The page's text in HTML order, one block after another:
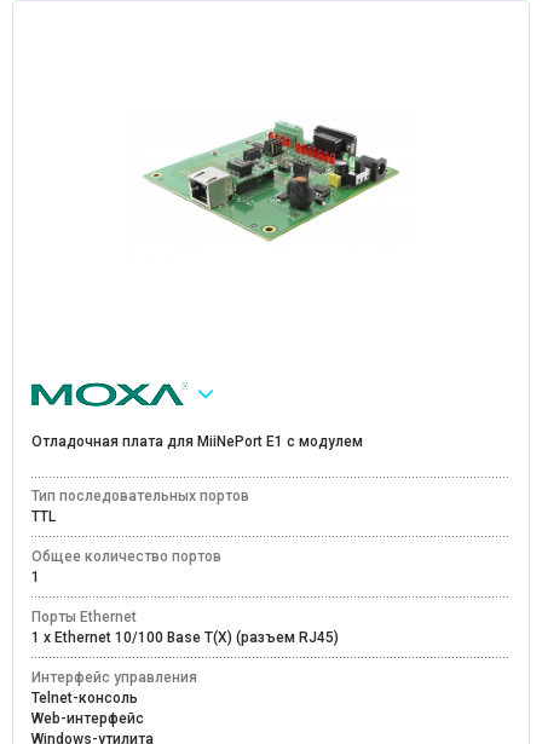
Отладочная плата для MiiNePort E1 с модулем
Тип последовательных портов
TTL
Общее количество портов
1
Порты Ethernet
1 x Ethernet 10/100 Base T(X) (разъем RJ45)
Интерфейс управления
Telnet-консоль
Web-интерфейс
Windows-утилита